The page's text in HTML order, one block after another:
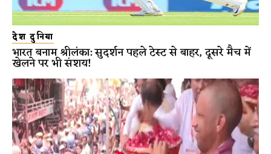
देश दुनिया
भारत बनाम श्रीलंका: सुदर्शन पहले टेस्ट से बाहर, दूसरे मैच में
खेलने पर भी संशय!